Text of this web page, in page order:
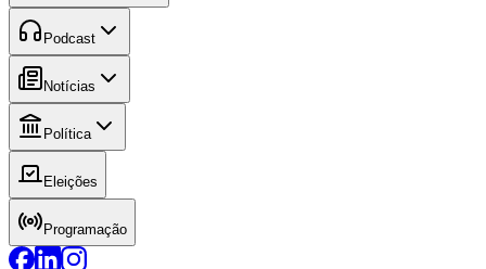
Podcast
Notícias
Política
Eleições
Programação